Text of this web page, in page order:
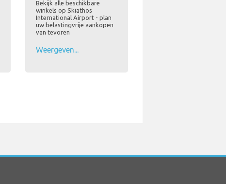
Bekijk alle beschikbare
winkels op Skiathos
International Airport - plan
uw belastingvrije aankopen
van tevoren
Weergeven...